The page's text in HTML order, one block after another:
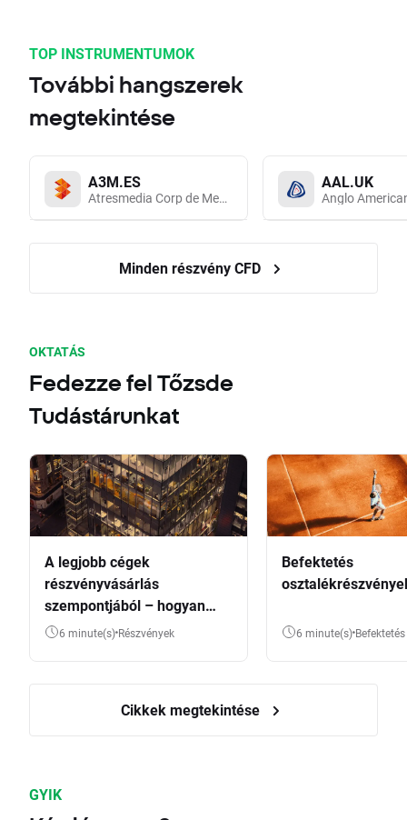
TOP INSTRUMENTUMOK
További hangszerek
megtekintése
A3M.ES
Atresmedia Corp de Medios de Comunicacion SA
AAL.UK
Anglo
Minden részvény CFD
OKTATÁS
Fedezze fel Tőzsde
Tudástárunkat
A legjobb cégek
részvényvásárlás
szempontjából – hogyan
válasszunk?
6 minute(s) Részvények
Befektetés
6 minute(s) Befektetés
Cikkek megtekintése
GYIK